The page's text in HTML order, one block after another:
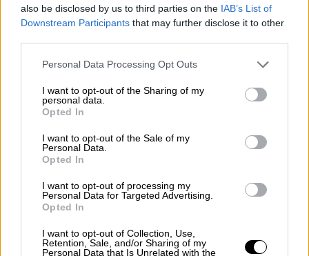
also be disclosed by us to third parties on the IAB’s List of
Downstream Participants that may further disclose it to other
Please note that this website/app uses one or more Google
not limited to your visit or usage behaviour. You may click to
grant or deny consent to Google and its third-party tags to
use your data for below specified purposes in below Google
consent section.
Personal Data Processing Opt Outs
I want to opt-out of the Sharing of my
personal data.
Opted In
I want to opt-out of the Sale of my
Personal Data.
Opted In
I want to opt-out of processing my
Personal Data for Targeted Advertising.
Opted In
I want to opt-out of Collection, Use,
Retention, Sale, and/or Sharing of my
Personal Data that Is Unrelated with the
Καμένο στο πρόσωπο , είναι εντάξει στο
σπίτι του, νοσηλεύτηκε ένα 24ωρο στο
εγκαύματα[…] Κάτι πρέπει να γίνει, από το να
απαγορευτούν που κυκλοφορούν στο
εμπόριο, δεν λέγονται πια βεγγαλικά και
δυναμιτάκια. Είναι δυναμίτες» τόνισε ο
Πρόεδρος Κοινότητας Μαλώνας, Νεκτάριος
Μουστακέλλης.
Πεδίο μάχης έγινε και τοΛεωνίδιο Αρκαδίας
όπου τέσσερα άτομα τραυματίστηκαν στην
βεγγαλικά στην ενορία του Αγίου Βασιλείου.